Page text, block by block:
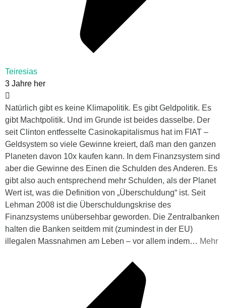
Teiresias
3 Jahre her
Natürlich gibt es keine Klimapolitik. Es gibt Geldpolitik. Es
gibt Machtpolitik. Und im Grunde ist beides dasselbe. Der
seit Clinton entfesselte Casinokapitalismus hat im FIAT –
Geldsystem so viele Gewinne kreiert, daß man den ganzen
Planeten davon 10x kaufen kann. In dem Finanzsystem sind
aber die Gewinne des Einen die Schulden des Anderen. Es
gibt also auch entsprechend mehr Schulden, als der Planet
Wert ist, was die Definition von „Überschuldung“ ist. Seit
Lehman 2008 ist die Überschuldungskrise des
Finanzsystems unübersehbar geworden. Die Zentralbanken
halten die Banken seitdem mit (zumindest in der EU)
illegalen Massnahmen am Leben – vor allem indem… Mehr